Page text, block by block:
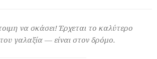
να σκάσει! Έρχεται το καλύτερο
γαλαξία — είναι στον δρόμο.